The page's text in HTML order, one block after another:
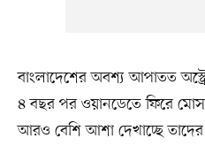
বাংলাদেশের অবশ্য আপাতত
৪ বছর পর ওয়ানডেতে ফিরে
আরও বেশি আশা দেখাচ্ছে